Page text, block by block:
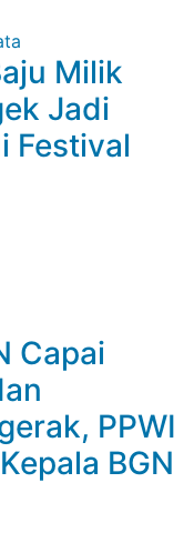
Milik
Jadi
Festival
Capai
PPWI
BGN